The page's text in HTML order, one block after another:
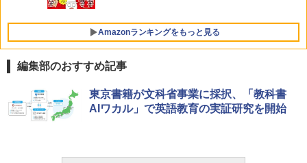
Amazonランキングをもっと見る
Amazon Fire HD 10 キッズモデル (10イ
ンチ) ピンク 対象年齢3歳から 数千点の
キッズコンテンツが1年間使い放題
タッチペンで音が聞ける!はじめてずかん
1000 英語つき ([バラエティ])
ThinkFun ボードゲーム 「ロボット・タ
ートルズ」 プログラミング的思考力を育
む 日本語説明書付 4歳～ 76431 誕生日
編集部のおすすめ記事
東京書籍が文科省事業に採択、「教科書
AIワカル」で英語教育の実証研究を開始